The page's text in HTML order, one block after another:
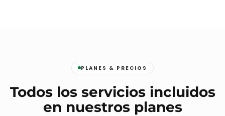
PLANES & PRECIOS
Todos los servicios incluidos
en nuestros planes